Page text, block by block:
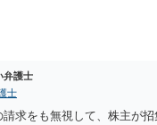
弁護士
士
請求をも無視して、株主が